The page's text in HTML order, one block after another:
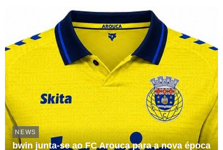
NEWS
bwin junta-se ao FC Arouca para a nova época